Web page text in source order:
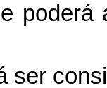
poderá
ser